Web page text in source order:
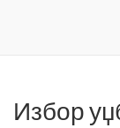
Избор